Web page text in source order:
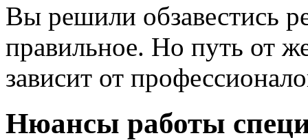
Вы решили обзавестись
правильное. Но путь от
зависит от
Нюансы работы